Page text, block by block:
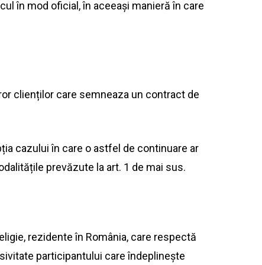
în mod oficial, în aceeași manieră în care
clienților care semneaza un contract de
cazului în care o astfel de continuare ar
prevăzute la art. 1 de mai sus.
rezidenteîn România, care respectă
participantului care îndeplinește